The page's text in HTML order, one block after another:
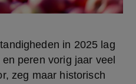
in 2025 lag
peren vorig jaar veel
zeg maar historisch